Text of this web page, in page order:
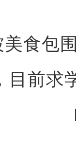
食包
目前求